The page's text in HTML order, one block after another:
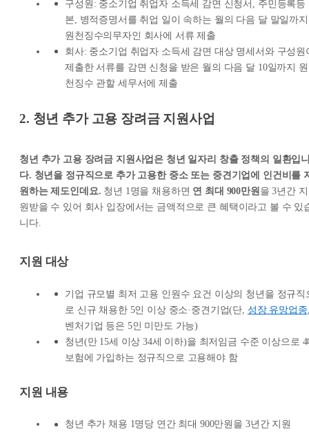
구성원: 중소기업 취업자 소득세 감면 신청서, 주민등록등
본, 병적증명서를 취업 일이 속하는 월의 다음 달 말일까지
원천징수의무자인 회사에 서류 제출
회사: 중소기업 취업자 소득세 감면 대상 명세서와 구성원
제출한 서류를 감면 신청을 받은 월의 다음 달 10일까지 원
천징수 관할 세무서에 제출
2. 청년 추가 고용 장려금 지원사업
청년 추가 고용 장려금 지원사업은 청년 일자리 창출 정책의 일환입
다. 청년을 정규직으로 추가 고용한 중소 또는 중견기업에 인건비를
원하는 제도인데요. 청년 1명을 채용하면 연 최대 900만원 을 3년간 지
원받을 수 있어 회사 입장에서는 금액적으로 큰 혜택이라고 볼 수 있
니다.
지원 대상
기업 규모별 최저 고용 인원수 요건 이상의 청년을 정규직
로 신규 채용한 5인 이상 중소·중견기업(단, 성장 유망업종
벤처기업 등은 5인 미만도 가능)
청년(만 15세 이상 34세 이하)을 최저임금 수준 이상으로 4
보험에 가입하는 정규직으로 고용해야 함
지원 내용
청년 추가 채용 1명당 연간 최대 900만원을 3년간 지원